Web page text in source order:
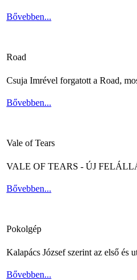
Bővebben...
Road
Csuja Imrével forgatott a Road,
Bővebben...
Vale of Tears
VALE OF TEARS - ÚJ
Bővebben...
Pokolgép
Kalapács József szerint az első és
Bővebben...